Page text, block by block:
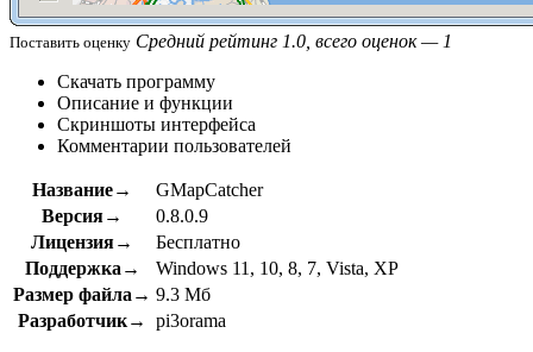
Поставить оценку Средний рейтинг 1.0, всего оценок — 1
Скачать программу
Описание и функции
Скриншоты интерфейса
Комментарии пользователей
Название→
GMapCatcher
Версия→
0.8.0.9
Лицензия→
Бесплатно
Поддержка→
Windows 11, 10, 8, 7, Vista, XP
Размер файла→ 9.3 Мб
Разработчик→
pi3orama